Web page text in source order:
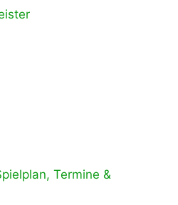
Termine &